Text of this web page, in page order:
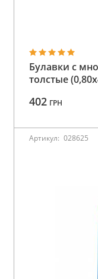
Булавки с
толстые
402 ГРН
Артикул: 028625